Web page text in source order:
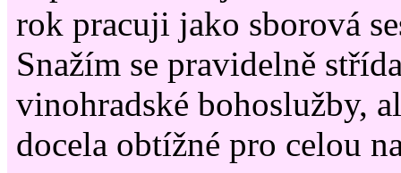
rok pracuji jako sborová
Snažím se pravidelně
vinohradské bohoslužby,
docela obtížné pro celou